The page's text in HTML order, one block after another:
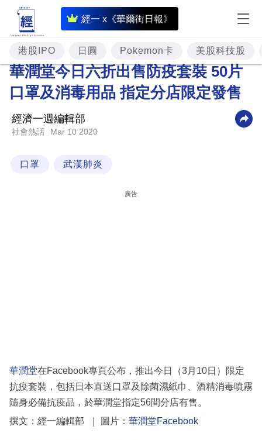
經一 x《華爾街日報》
即
時
財
經
專
題
投
樓
活
時
事
港股IPO 日圓 Pokemon卡 美股科技股
華潤堂今日六折出售防疫套裝 50片
口罩及消毒用品 指定分店限定發售
經濟一週編輯部
社會熱話 Mar 10 2020
口罩 武漢肺炎
廣告
華潤堂在Facebook專頁公布，推出今日（3月10日）限定
抗疫套裝，包括日本直送口罩及除菌濕紙巾、酒精消毒噴霧
隨身必備抗疫品，於華潤堂指定56間分店有售。
撰文：經一編輯部 ｜ 圖片： 華潤堂Facebook